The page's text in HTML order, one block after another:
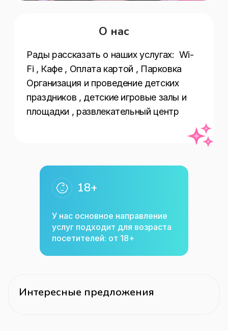
О нас
Рады рассказать о наших услугах:  Wi-
Fi , Кафе , Оплата картой , Парковка
Организация и проведение детских
праздников , детские игровые залы и
площадки , развлекательный центр
18+
У нас основное направление
услуг подходит для возраста
посетителей: от 18+
Интересные предложения